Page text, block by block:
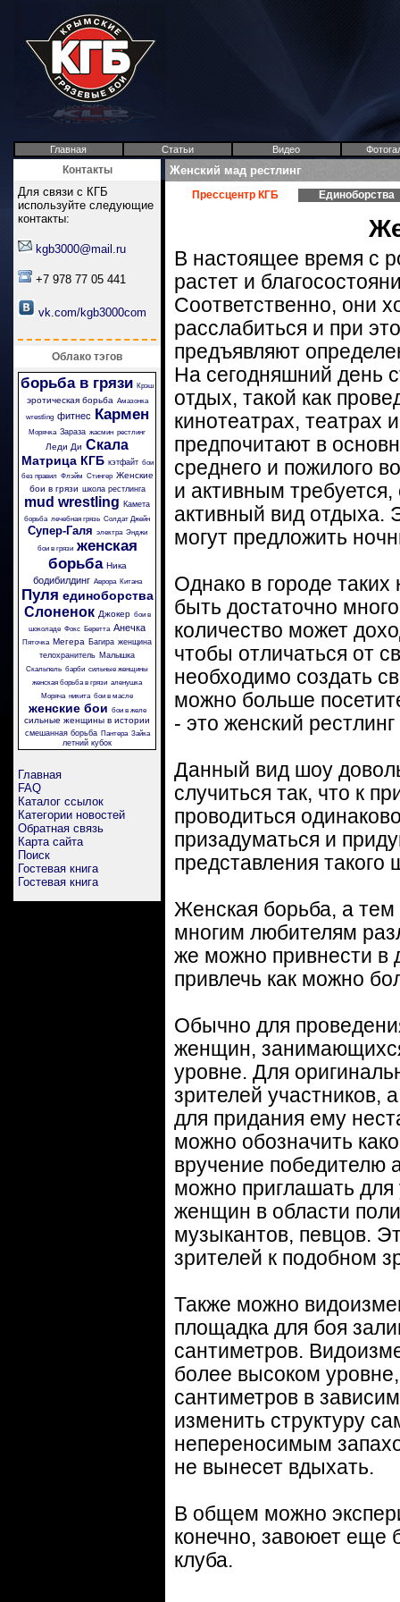
Главная Статьи Видео
Контакты
Для связи с КГБ
используйте следующие
контакты:
kgb3000@mail.ru
+7 978 77 05 441
vk.com/kgb3000com
Облако тэгов
борьба в грязи Крэш
эротическая борьба Амазонка
wrestling фитнес Кармен
Морячка Зараза жасмин рестлинг
Леди Ди Скала
Матрица КГБ кэтфайт бои
без правил Флэйм Стингер Женские
бои в грязи школа рестлинга
mud wrestling Камета
борьба лечебная грязь Солдат Джейн
Супер-Галя электра Энджи
бои в грязи женская
борьба Ника
бодибилдинг Аврора Китана
Пуля единоборства
Слоненок Джокер бои в
шоколаде Фокс Беретта Анечка
Пяточка Мегера Багира женщина
телохранитель Малышка
Скальпель барби сильные женщины
женская борьба в грязи аленушка
Моряча никита бои в масле
женские бои бои в желе
сильные женщины в истории
смешанная борьба Пантера Зайка
летний кубок
Главная
FAQ
Каталог ссылок
Категории новостей
Обратная связь
Карта сайта
Поиск
Гостевая книга
Гостевая книга
Женский мад рестлинг
Прессцентр КГБ Единоборства
В настоящее время с
растет и
Соответственно, они
расслабиться и при
предъявляют
На сегодняшний день
отдых, такой как
кинотеатрах, театрах
предпочитают в
среднего и пожилого
и активным требуется,
активный вид отдыха.
могут предложить
Однако в городе таких
быть достаточно
количество может
чтобы отличаться от
необходимо создать
можно больше
- это женский рестлинг
Данный вид шоу
случиться так, что к
проводиться
призадуматься и
представления такого
Женская борьба, а тем
многим любителям
же можно привнести в
привлечь как можно
Обычно для
женщин,
уровне. Для
зрителей участников,
для придания ему
можно обозначить
вручение победителю
можно приглашать для
женщин в области
музыкантов, певцов.
зрителей к подобном
Также можно
площадка для боя
сантиметров.
более высоком
сантиметров в
изменить структуру
непереносимым
не вынесет вдыхать.
В общем можно
конечно, завоюет еще
клуба.